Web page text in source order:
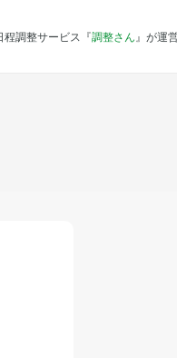
程調整サービス『調整さん 』が運